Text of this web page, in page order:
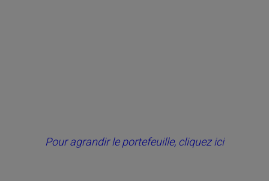
Pour agrandir le portefeuille, cliquez ici